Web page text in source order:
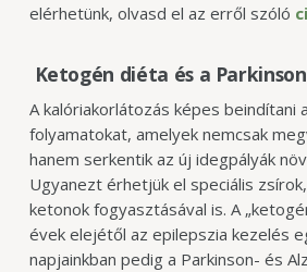
elérhetünk, olvasd el az erről szóló
Ketogén diéta és a
A kalóriakorlátozás képes beindítani
folyamatokat, amelyek nemcsak
hanem serkentik az új idegpályák
Ugyanezt érhetjük el speciális
ketonok fogyasztásával is. A
évek elejétől az epilepszia kezelés
napjainkban pedig a Parkinson- és